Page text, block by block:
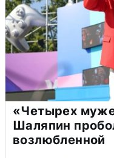
«Четырех
Шаляпин
возлюбленной